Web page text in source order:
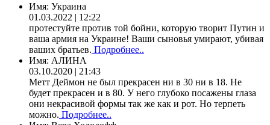
Имя: Украина
01.03.2022 | 12:22
протестуйте против той бойни, которую творит Путин и
ваша армия на Украине! Ваши сыновья умирают, убивая
ваших братьев. Подробнее..
Имя: АЛИНА
03.10.2020 | 21:43
Метт Деймон не был прекрасен ни в 30 ни в 18. Не
будет прекрасен и в 80. У него глубоко посажены глаза
они некрасивой формы так же как и рот. Но терпеть
можно. Подробнее..